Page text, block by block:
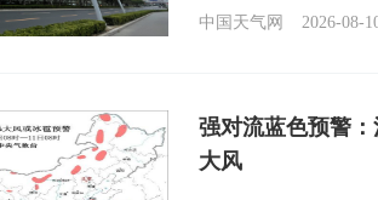
中国天气网 2026-08-
强对流蓝色预警
大风